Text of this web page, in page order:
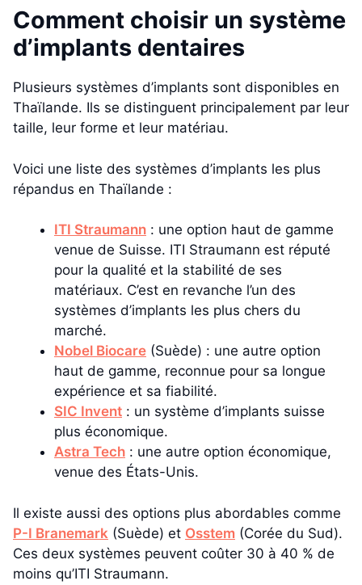
Comment choisir un système
d’implants dentaires
Plusieurs systèmes d’implants sont disponibles en
Thaïlande. Ils se distinguent principalement par leur
taille, leur forme et leur matériau.
Voici une liste des systèmes d’implants les plus
répandus en Thaïlande :
ITI Straumann : une option haut de gamme
venue de Suisse. ITI Straumann est réputé
pour la qualité et la stabilité de ses
matériaux. C’est en revanche l’un des
systèmes d’implants les plus chers du
marché.
Nobel Biocare (Suède) : une autre option
haut de gamme, reconnue pour sa longue
expérience et sa fiabilité.
SIC Invent : un système d’implants suisse
plus économique.
Astra Tech : une autre option économique,
venue des États-Unis.
Il existe aussi des options plus abordables comme
P-I Branemark (Suède) et Osstem (Corée du Sud).
Ces deux systèmes peuvent coûter 30 à 40 % de
moins qu’ITI Straumann.